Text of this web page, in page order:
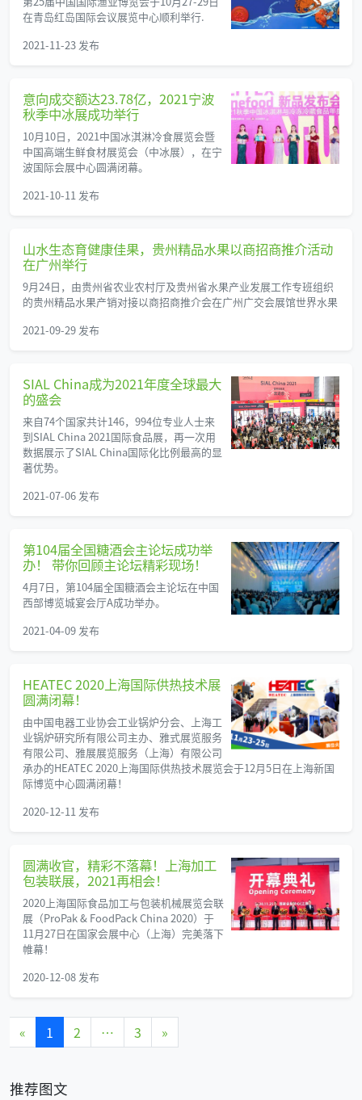
在青岛红岛国际会议展览中心顺利举行.
2021-11-23 发布
意向成交额达23.78亿，2021宁波
秋季中冰展成功举行
10月10日，2021中国冰淇淋冷食展览会暨
中国高端生鲜食材展览会（中冰展），在宁
波国际会展中心圆满闭幕。
2021-10-11 发布
山水生态育健康佳果，贵州精品水果以商招商推介活动
在广州举行
9月24日，由贵州省农业农村厅及贵州省水果产业发展工作专班组织
的贵州精品水果产销对接以商招商推介会在广州广交会展馆世界水果
2021-09-29 发布
SIAL China成为2021年度全球最大
的盛会
来自74个国家共计146，994位专业人士来
到SIAL China 2021国际食品展，再一次用
数据展示了SIAL China国际化比例最高的显
著优势。
2021-07-06 发布
第104届全国糖酒会主论坛成功举
办！ 带你回顾主论坛精彩现场！
4月7日，第104届全国糖酒会主论坛在中国
西部博览城宴会厅A成功举办。
2021-04-09 发布
HEATEC 2020上海国际供热技术展
圆满闭幕！
由中国电器工业协会工业锅炉分会、上海工
业锅炉研究所有限公司主办、雅式展览服务
有限公司、雅展展览服务（上海）有限公司
承办的HEATEC 2020上海国际供热技术展览会于12月5日在上海新国
际博览中心圆满闭幕！
2020-12-11 发布
圆满收官，精彩不落幕！上海加工
包装联展，2021再相会！
2020上海国际食品加工与包装机械展览会联
展（ProPak & FoodPack China 2020）于
11月27日在国家会展中心（上海）完美落下
帷幕！
2020-12-08 发布
« 1 2 … 3 »
推荐图文